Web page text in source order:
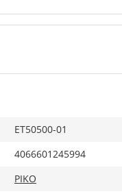
ET50500-01
4066601245994
PIKO